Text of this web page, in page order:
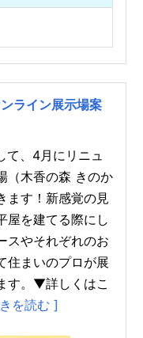
ライン展示場案
て、4月にリニュ
（木香の森 きのか
ます！新感覚の見
屋を建てる際にし
スやそれぞれのお
住まいのプロが展
す。▼詳しくはこ
を読む ]